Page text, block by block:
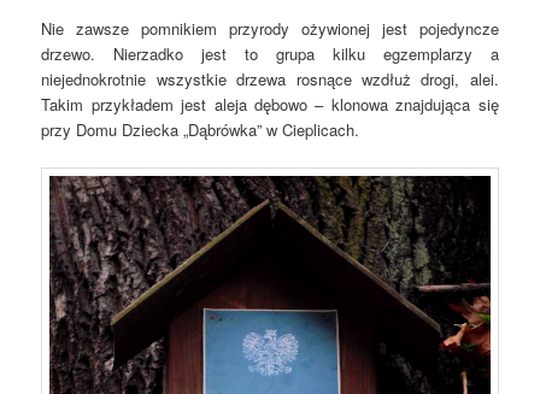
Nie zawsze pomnikiem przyrody ożywionej jest pojedyncze
drzewo. Nierzadko jest to grupa kilku egzemplarzy a
niejednokrotnie wszystkie drzewa rosnące wzdłuż drogi, alei.
Takim przykładem jest aleja dębowo – klonowa znajdująca się
przy Domu Dziecka „Dąbrówka” w Cieplicach.